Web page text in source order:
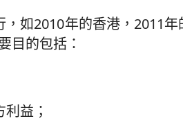
，如2010年的香港，2011
目的包括：
益；